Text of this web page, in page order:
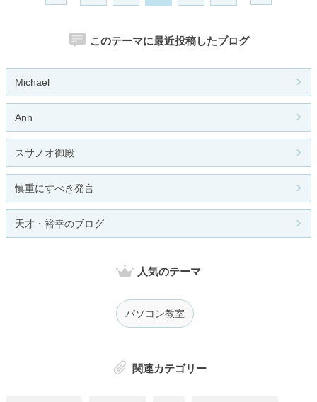
このテーマに最近投稿したブログ
Michael
Ann
スサノオ御殿
慎重にすべき発言
天才・裕幸のブログ
人気のテーマ
パソコン教室
関連カテゴリー